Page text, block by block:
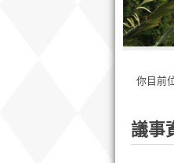
你目前
議事